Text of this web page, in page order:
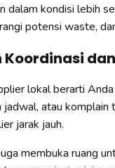
dalam kondisi lebih
potensi waste,
Koordinasi
lokal berarti
jadwal, atau
jarak jauh.
membuka ruang